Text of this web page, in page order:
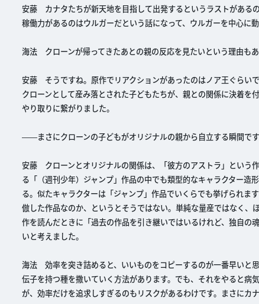
安藤 カナタたちが新天地を目指して出発するというラストがある
稼働力があるのはウルガーだという話になって、ウルガーを中心に
海法 クローンが帰ってきたあとの親の反応を見たいという理由もあ
安藤 そうですね。原作でリアクションがあったのはノア王ぐらい
クローンとして産み落とされた子どもたちが、親との関係に決着
やり取りに繋がりました。
――まさにクローンの子どもがオリジナルの親から自立する瞬間です
安藤 クローンとオリジナルの関係は、「彼方のアストラ」という
る「（週刊少年）ジャンプ」作品の中でも類型的なキャラクター造
る。似たキャラクターは「ジャンプ」作品でいくらでも挙げられ
倣した作品なのか、というとそうではない。単純な量産ではなく、
作を読んだときに「過去の作品を引き継いではいるけれど、独自の
いと考えました。
海法 効率を突き詰めると、いいものをコピーするのが一番早いと
伝子を持つ種を撒いていく方法があります。でも、それをやると病
が、効率だけを追求しすぎるのもリスクがあるわけです。まさにカ